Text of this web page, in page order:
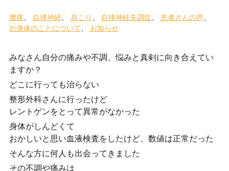
腰痛 自律神経 肩こり 自律神経失調症
患者さんの声
お身体のことについて
お知らせ
みなさん自分の痛みや不調、悩みと真剣に向き合えてい
ますか？
どこに行っても治らない
整形外科さんに行ったけど
レントゲンをとって異常がなかった
身体がしんどくて
おかしいと思い血液検査をしたけど、数値は正常だった
そんな方に何人も出会ってきました
その不調や痛みは